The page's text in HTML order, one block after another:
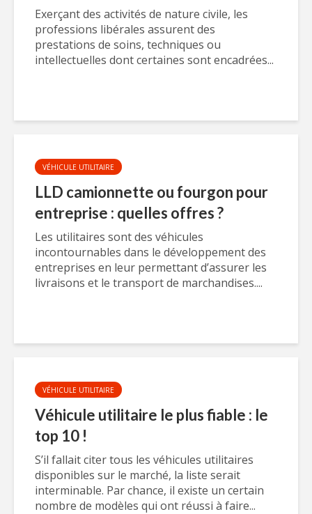
Exerçant des activités de nature civile, les
professions libérales assurent des
prestations de soins, techniques ou
intellectuelles dont certaines sont encadrées...
VÉHICULE UTILITAIRE
LLD camionnette ou fourgon pour
entreprise : quelles offres ?
Les utilitaires sont des véhicules
incontournables dans le développement des
entreprises en leur permettant d’assurer les
livraisons et le transport de marchandises....
VÉHICULE UTILITAIRE
Véhicule utilitaire le plus fiable : le
top 10 !
S’il fallait citer tous les véhicules utilitaires
disponibles sur le marché, la liste serait
interminable. Par chance, il existe un certain
nombre de modèles qui ont réussi à faire...